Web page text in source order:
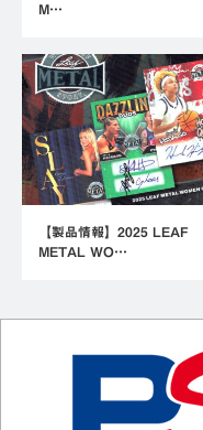
M…
【製品情報】2025 LEAF
METAL WO…